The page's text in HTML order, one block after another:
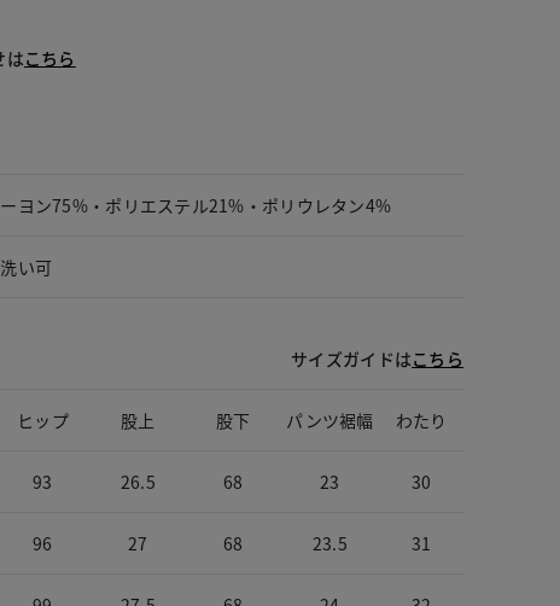
はこちら
ヨン75%・ポリエステル21%・ポリウレタン4%
い可
サイズガイドはこちら
ヒップ 股上 股下 パンツ裾幅 わたり
93 26.5 68 23 30
96 27 68 23.5 31